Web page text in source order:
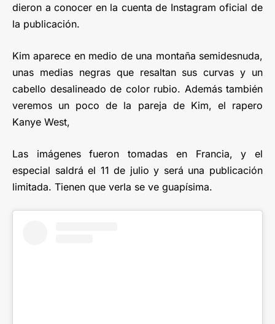
dieron a conocer en la cuenta de Instagram oficial de
la publicación.
Kim aparece en medio de una montaña semidesnuda,
unas medias negras que resaltan sus curvas y un
cabello desalineado de color rubio. Además también
veremos un poco de la pareja de Kim, el rapero
Kanye West,
Las imágenes fueron tomadas en Francia, y el
especial saldrá el 11 de julio y será una publicación
limitada. Tienen que verla se ve guapísima.